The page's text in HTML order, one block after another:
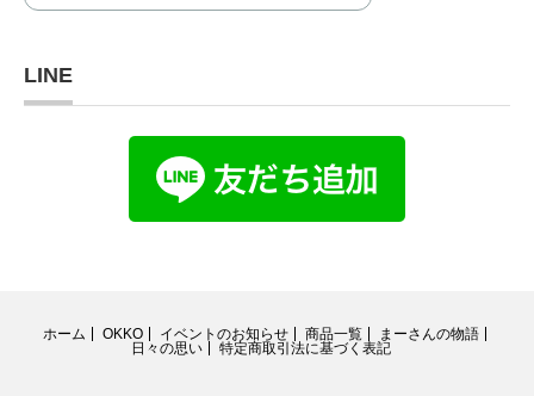
LINE
ホーム OKKO イベントのお知らせ 商品一覧
まーさんの物語
日々の思い
特定商取引法に基づく表記